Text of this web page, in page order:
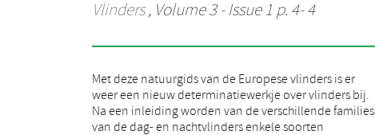
Vlinders, Volume 3 - Issue 1 p. 4- 4
Met deze natuurgids van de Europese vlinders is er
weer een nieuw determinatiewerkje over vlinders bij.
Na een inleiding worden van de verschillende families
van de dag- en nachtvlinders enkele soorten
soorten in zo'n klein boekje behandeld kunnen
worden is duidelijk. Doordat dit boekje zich primair
richt op de vlinderfauna van West-Duitsland, wordt er
helaas een reeks Nederlandse soorten niet behandeld,